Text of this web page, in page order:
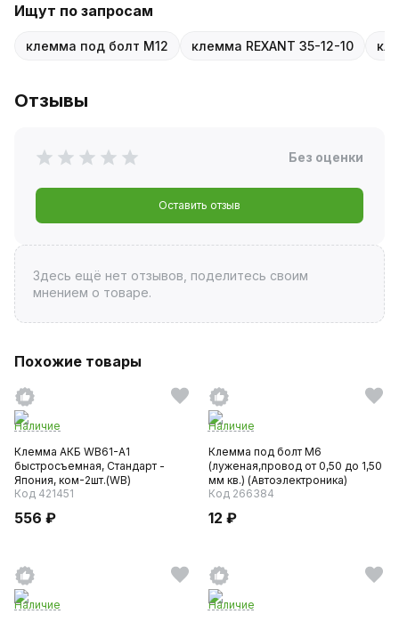
Ищут по запросам
клемма под болт M12 клемма REXANT 35-12-10
Отзывы
Без оценки
Оставить отзыв
Здесь ещё нет отзывов, поделитесь своим
мнением о товаре.
Похожие товары
Наличие
Клемма АКБ WB61-А1
быстросъемная, Стандарт -
Япония, ком-2шт.(WB)
Код 421451
556 ₽
Наличие
Клемма под болт М6
(луженая,провод от 0,50 до 1,50
мм кв.) (Автоэлектроника)
Код 266384
12 ₽
Наличие
Наличие